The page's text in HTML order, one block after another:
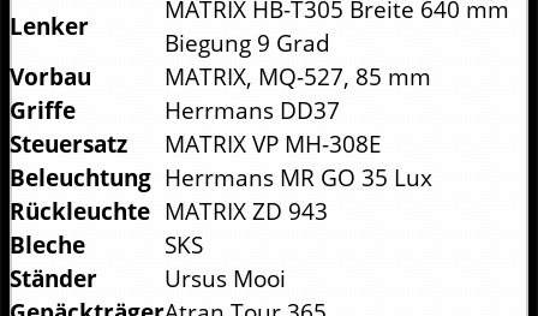
Lenker
MATRIX HB-T305 Breite 640 mm
Biegung 9 Grad
Vorbau
MATRIX, MQ-527, 85 mm
Griffe
Herrmans DD37
Steuersatz
MATRIX VP MH-308E
Beleuchtung Herrmans MR GO 35 Lux
Rückleuchte MATRIX ZD 943
Bleche
SKS
Ständer
Ursus Mooi